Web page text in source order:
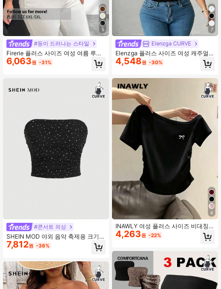
5
#등이 드러나는 스타일
Firerie 플러스 사이즈 여성 여름 루즈
플로위 스파게티 스트랩 비즈 진주 메
쉬 백리스 캐미 탑, 우아한 캐주얼 휴
6,063원 -31%
#콘서트 의상
SHEIN MOD 야외 음악 축제용 크기
큰 여름 글리터 스팽글 디테일 튜브 탑
7,812원 -36%
7
Elenzga CURVE
Elenzga 플러스 사이즈 여성 캐주얼
솔리드 컬러 핏 튜브 탑, 여름
4,548원 -30%
4
INAWLY 여성 플러스 사이즈 비대칭
어깨 리본 자수 티셔츠, 여름 슬림핏
플래터링 크롭탑
4,263원 -22%